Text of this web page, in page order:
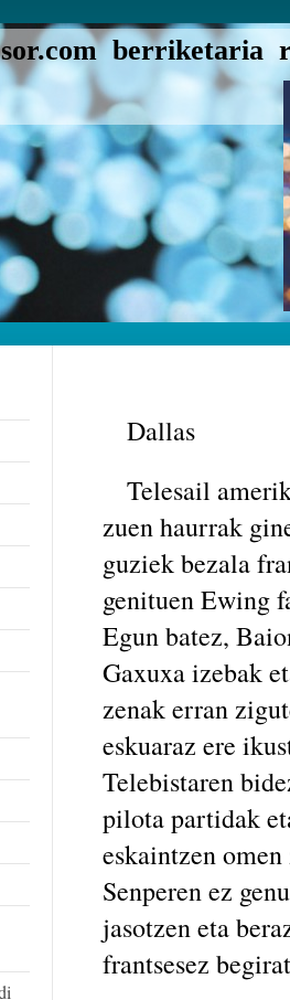
Dallas
Telesail
zuen haurrak
guziek bezala
genituen Ewing
Egun batez,
Gaxuxa izebak
zenak erran
eskuaraz ere
Telebistaren
pilota partidak
eskaintzen
Senperen ez
jasotzen eta
frantsesez